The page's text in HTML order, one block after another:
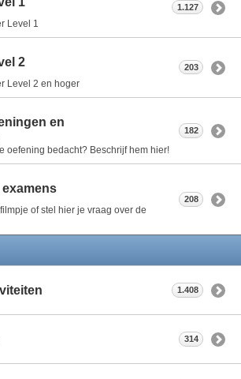
Level 1
1.127
2
Level 2 en hoger
203
en
oefening bedacht? Beschrijf hem hier!
182
examens
of stel hier je vraag over de
208
1.408
314